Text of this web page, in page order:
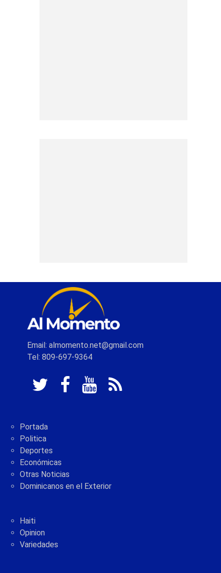
Email: almomento.net@gmail.com
Tel: 809-697-9364
Portada
Politica
Deportes
Económicas
Otras Noticias
Dominicanos en el Exterior
Haiti
Opinion
Variedades